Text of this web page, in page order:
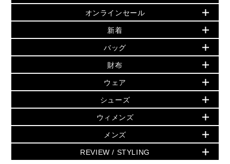
セールおすすめアイテム
▶ ウィメンズ
バッグ
小物
シューズ・靴
ウェア
アクセサリー
時計
▶ メンズ
バッグ
オンラインセール
PRODUCT OF THE MONTH - 今月の特別価格
再値下げアイテム
追加アイテム
▶ ウィメンズすべて(ウェア・シューズ除く)
バッグ
財布・小物
ウェア
シューズ
時計・ジュエリー
新着
夏のスタイル
▶ すべて
▶ ウィメンズすべて
財布・小物
アクセサリー
フレグランス
シューズ
バッグ
人気の定番アイテム
日本限定 - バッグ
▶ ウィメンズすべて
トートバッグ
ショルダーバッグ
クロスボディ・斜め掛け
財布
日本限定 - 財布・小物
▶ ウィメンズすべて
GREENWICH
折り財布(二つ折り・三つ折り)
長財布
ウェア
▶ ウィメンズすべて
トップス
スカート・パンツ
ジャケット・アウター
シューズ
▶ ウィメンズすべて
サンダル
スニーカー
ウィメンズ
人気の定番アイテム
▶ ウィメンズすべて
メンズ
▶ メンズすべて
REVIEW / STYLING